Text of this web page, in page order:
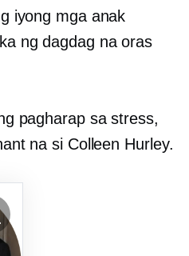
iyong mga anak
ng dagdag na oras
pagharap sa stress,
na si Colleen Hurley.